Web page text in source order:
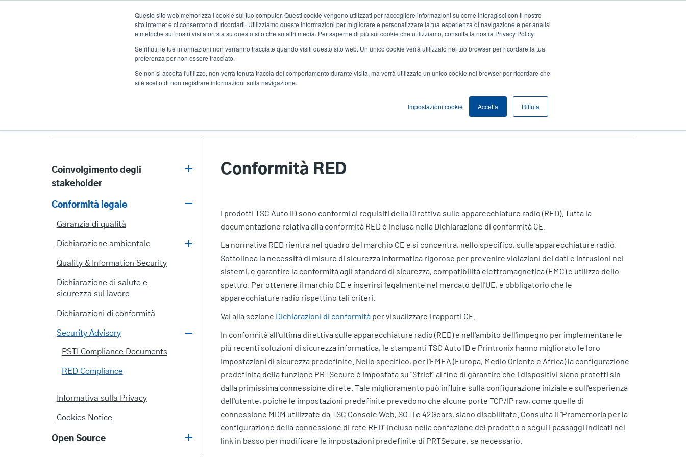
Questo sito web memorizza i cookie sul tuo computer. Questi cookie vengono utilizzati per raccogliere informazioni su come interagisci con il nostro
sito internet e ci consentono di ricordarti. Utilizziamo queste informazioni per migliorare e personalizzare la tua esperienza di navigazione e per analisi
e metriche sui nostri visitatori sia su questo sito che su altri media. Per saperne di più sui cookie che utilizziamo, consulta la nostra Privacy Policy.
Se rifiuti, le tue informazioni non verranno tracciate quando visiti questo sito web. Un unico cookie verrà utilizzato nel tuo browser per ricordare la tua
preferenza per non essere tracciato.
Se non si accetta l'utilizzo, non verrà tenuta traccia del comportamento durante visita, ma verrà utilizzato un unico cookie nel browser per ricordare che
si è scelto di non registrare informazioni sulla navigazione.
Impostazioni cookie Accetta Rifiuta
User
account
Notizie ed eventi Azienda
User
Anonymous
Accedi / Registrati
Prodotti Soluzioni Servizi Supporto e download Partner Seleziona Prodotti
Stakeholder
Engagement
Coinvolgimento degli
stakeholder
Conformità legale
Garanzia di qualità
Dichiarazione ambientale
Quality & Information Security
Dichiarazione di salute e
sicurezza sul lavoro
Dichiarazioni di conformità
Security Advisory
PSTI Compliance Documents
RED Compliance
Informativa sulla Privacy
Cookies Notice
Open Source
Conformità RED
I prodotti TSC Auto ID sono conformi ai requisiti della Direttiva sulle apparecchiature radio (RED). Tutta la
documentazione relativa alla conformità RED è inclusa nella Dichiarazione di conformità CE.
La normativa RED rientra nel quadro del marchio CE e si concentra, nello specifico, sulle apparecchiature radio.
Sottolinea la necessità di misure di sicurezza informatica rigorose per prevenire violazioni dei dati e intrusioni nei
sistemi, e garantire la conformità agli standard di sicurezza, compatibilità elettromagnetica (EMC) e utilizzo dello
spettro. Per ottenere il marchio CE e inserirsi legalmente nel mercato dell'UE, è obbligatorio che le
apparecchiature radio rispettino tali criteri.
Vai alla sezione Dichiarazioni di conformità per visualizzare i rapporti CE.
In conformità all'ultima direttiva sulle apparecchiature radio (RED) e nell'ambito dell'impegno per implementare le
più recenti soluzioni di sicurezza informatica, le stampanti TSC Auto ID e Printronix hanno migliorato le loro
impostazioni di sicurezza predefinite. Nello specifico, per l'EMEA (Europa, Medio Oriente e Africa) la configurazione
predefinita della funzione PRTSecure è impostata su "Strict" al fine di garantire che i dispositivi siano protetti sin
dalla primissima connessione di rete. Tale miglioramento può influire sulla configurazione iniziale e sull'esperienza
dell'utente, poiché le impostazioni predefinite prevedono che alcune porte TCP/IP raw, come quelle di
connessione MDM utilizzate da TSC Console Web, SOTI e 42Gears, siano disabilitate. Consulta il "Promemoria per la
configurazione della connessione di rete RED" incluso nella confezione del prodotto o segui i passaggi indicati nel
link in basso per modificare le impostazioni predefinite di PRTSecure, se necessario.